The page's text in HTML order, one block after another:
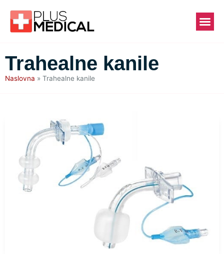
Trahealne kanile
Naslovna » Trahealne kanile